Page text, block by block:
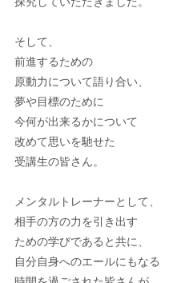
そして、
前進するための
原動力について語り合い、
夢や目標のために
今何が出来るかについて
改めて思いを馳せた
受講生の皆さん。
メンタルトレーナーとして、
相手の方の力を引き出す
ための学びであると共に、
自分自身へのエールにもなる